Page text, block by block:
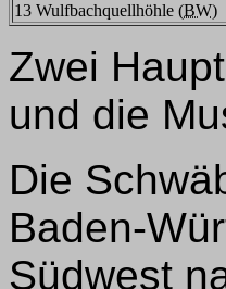
13 Wulfbachquellhöhle (BW)
Zwei
und die
Die
Baden-
Südwest